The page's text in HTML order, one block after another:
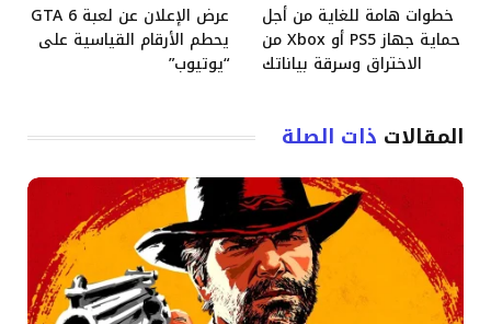
خطوات هامة للغاية من أجل
حماية جهاز PS5 أو Xbox من
الاختراق وسرقة بياناتك
عرض الإعلان عن لعبة GTA 6
يحطم الأرقام القياسية على
“يوتيوب”
المقالات ذات الصلة